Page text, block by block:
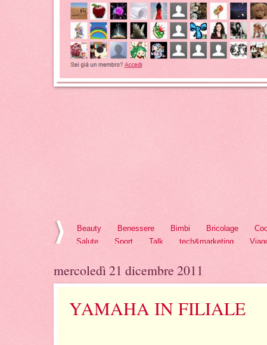
Beauty Benessere Bimbi Bricolage
Salute
Sport Talk tech&marketing
mercoledì 21 dicembre 2011
YAMAHA IN FILIALE